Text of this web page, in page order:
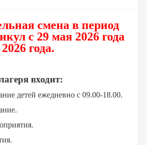
смена в период
с 29 мая 2026 года
года.
входит:
детей ежедневно с 09.00-18.00.